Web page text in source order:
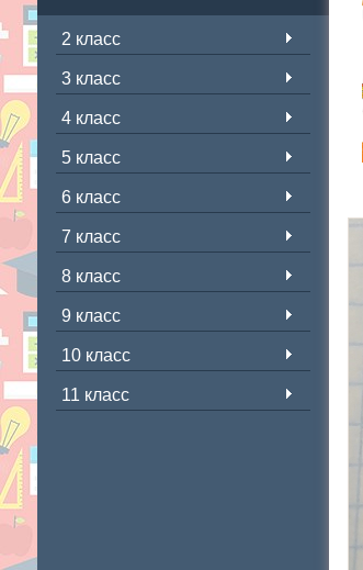
2 класс
3 класс
4 класс
5 класс
6 класс
7 класс
8 класс
9 класс
10 класс
11 класс